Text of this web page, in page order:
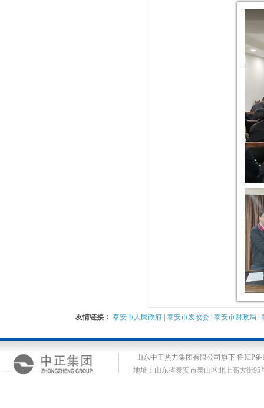
友情链接： 泰安市人民政府 |泰安市发改委 |泰安市财政局 |
山东中正热力集团有限公司旗下 鲁ICP备
地址：山东省泰安市泰山区北上高大街95